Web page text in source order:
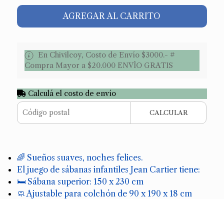
AGREGAR AL CARRITO
En Chivilcoy, Costo de Envío $3000.- #
Compra Mayor a $20.000 ENVÌO GRATIS
Calculá el costo de envío
CALCULAR
🌈 Sueños suaves, noches felices.
El juego de sábanas infantiles Jean Cartier tiene:
🛏️ Sábana superior: 150 x 230 cm
🧼 Ajustable para colchón de 90 x 190 x 18 cm